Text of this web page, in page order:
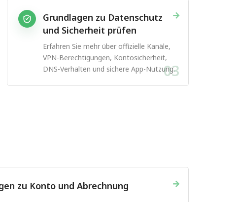
→
Grundlagen zu Datenschutz
und Sicherheit prüfen
Erfahren Sie mehr über offizielle Kanäle,
VPN-Berechtigungen, Kontosicherheit,
DNS-Verhalten und sichere App-Nutzung.
03
→
zu Konto und Abrechnung